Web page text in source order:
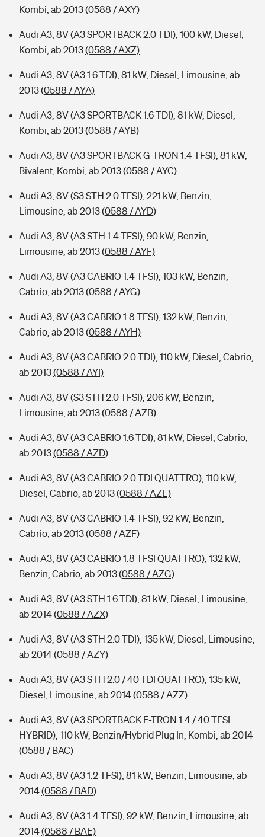
Kombi, ab 2013(0588 / AXY)
Audi A3, 8V (A3 SPORTBACK 2.0 TDI), 100 kW, Diesel,
Kombi, ab 2013(0588 / AXZ)
Audi A3, 8V (A3 1.6 TDI), 81 kW, Diesel, Limousine, ab
2013(0588 / AYA)
Audi A3, 8V (A3 SPORTBACK 1.6 TDI), 81 kW, Diesel,
Kombi, ab 2013(0588 / AYB)
Audi A3, 8V (A3 SPORTBACK G-TRON 1.4 TFSI), 81 kW,
Bivalent, Kombi, ab 2013(0588 / AYC)
Audi A3, 8V (S3 STH 2.0 TFSI), 221 kW, Benzin,
Limousine, ab 2013(0588 / AYD)
Audi A3, 8V (A3 STH 1.4 TFSI), 90 kW, Benzin,
Limousine, ab 2013(0588 / AYF)
Audi A3, 8V (A3 CABRIO 1.4 TFSI), 103 kW, Benzin,
Cabrio, ab 2013(0588 / AYG)
Audi A3, 8V (A3 CABRIO 1.8 TFSI), 132 kW, Benzin,
Cabrio, ab 2013(0588 / AYH)
Audi A3, 8V (A3 CABRIO 2.0 TDI), 110 kW, Diesel, Cabrio,
ab 2013(0588 / AYI)
Audi A3, 8V (S3 STH 2.0 TFSI), 206 kW, Benzin,
Limousine, ab 2013(0588 / AZB)
Audi A3, 8V (A3 CABRIO 1.6 TDI), 81 kW, Diesel, Cabrio,
ab 2013(0588 / AZD)
Audi A3, 8V (A3 CABRIO 2.0 TDI QUATTRO), 110 kW,
Diesel, Cabrio, ab 2013(0588 / AZE)
Audi A3, 8V (A3 CABRIO 1.4 TFSI), 92 kW, Benzin,
Cabrio, ab 2013(0588 / AZF)
Audi A3, 8V (A3 CABRIO 1.8 TFSI QUATTRO), 132 kW,
Benzin, Cabrio, ab 2013(0588 / AZG)
Audi A3, 8V (A3 STH 1.6 TDI), 81 kW, Diesel, Limousine,
ab 2014(0588 / AZX)
Audi A3, 8V (A3 STH 2.0 TDI), 135 kW, Diesel, Limousine,
ab 2014(0588 / AZY)
Audi A3, 8V (A3 STH 2.0 / 40 TDI QUATTRO), 135 kW,
Diesel, Limousine, ab 2014(0588 / AZZ)
Audi A3, 8V (A3 SPORTBACK E-TRON 1.4 / 40 TFSI
HYBRID), 110 kW, Benzin/Hybrid Plug In, Kombi, ab 2014
(0588 / BAC)
Audi A3, 8V (A3 1.2 TFSI), 81 kW, Benzin, Limousine, ab
2014(0588 / BAD)
Audi A3, 8V (A3 1.4 TFSI), 92 kW, Benzin, Limousine, ab
2014(0588 / BAE)